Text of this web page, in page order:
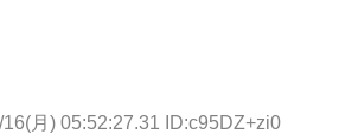
月) 05:52:27.31 ID:c95DZ+zi0